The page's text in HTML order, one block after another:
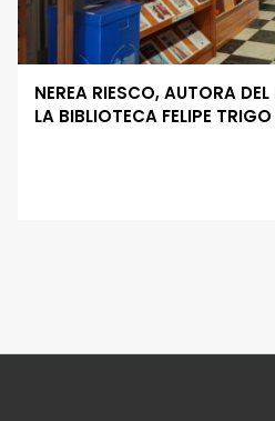
NEREA RIESCO, AUTORA
LA BIBLIOTECA FELIPE TRIGO